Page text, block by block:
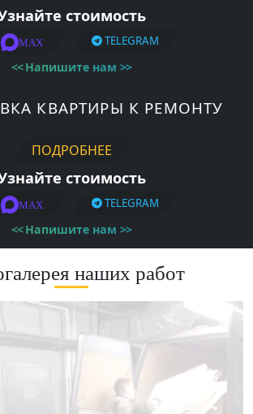
стоимость
MAX TELEGRAM
<<Напишите нам >>
КВАРТИРЫ К РЕМОНТУ
ПОДРОБНЕЕ
стоимость
MAX TELEGRAM
<<Напишите нам >>
наших работ